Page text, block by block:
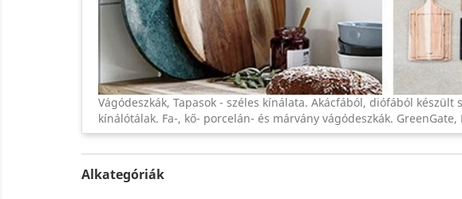
Vágódeszkák, Tapasok - széles kínálata. Akácfából, diófából
kínálótálak. Fa-, kő- porcelán- és márvány vágódeszkák.
Alkategóriák